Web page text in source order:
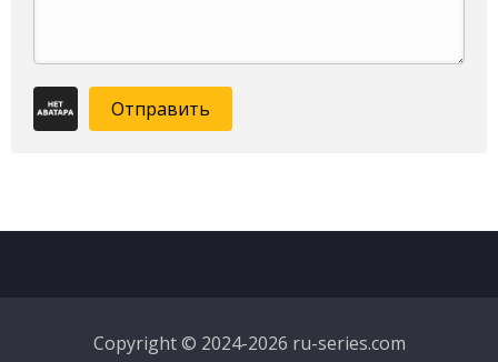
Отправить
Copyright © 2024-2026 ru-series.com